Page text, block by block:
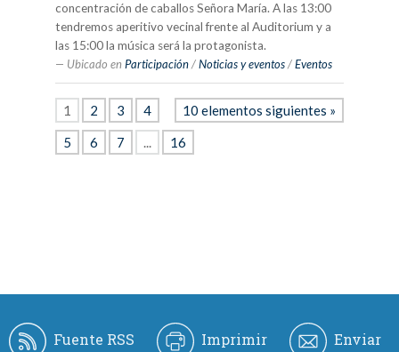
concentración de caballos Señora María. A las 13:00
tendremos aperitivo vecinal frente al Auditorium y a
las 15:00 la música será la protagonista.
Ubicado en Participación /Noticias y eventos /Eventos
10 elementos siguientes »
1 2 3
4
5
6 7 ... 16
Fuente RSS Imprimir Enviar